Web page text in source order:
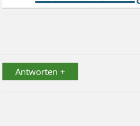
Antworten +